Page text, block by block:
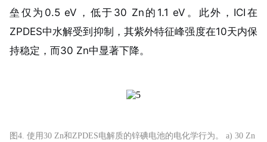
垒仅为0.5 eV，低于30 Zn的1.1 eV。此外，ICI在
ZPDES中水解受到抑制，其紫外特征峰强度在10天内保
持稳定，而30 Zn中显著下降。
图4. 使用30 Zn和ZPDES电解质的锌碘电池的电化学行为。 a) 30 Zn